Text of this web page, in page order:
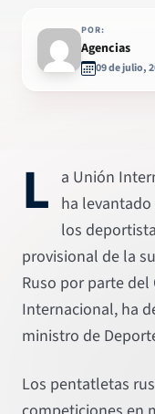
POR:
Agencias
09 de julio,
L a Unión
ha
los
provisional de la
Ruso por parte
Internacional, ha
ministro de
Los pentatletas